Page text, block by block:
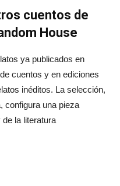
cuentos de
House
ya publicados en
cuentos y en ediciones
inéditos. La selección,
configura una pieza
la literatura